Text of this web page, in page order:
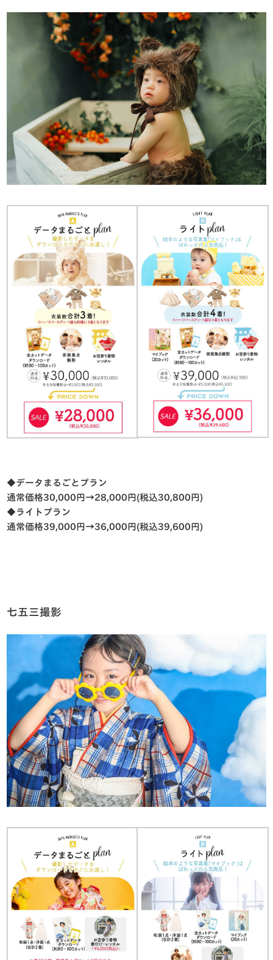
◆データまるごとプラン
通常価格30,000円→28,000円(税込30,800円)
◆ライトプラン
通常価格39,000円→36,000円(税込39,600円)
七五三撮影